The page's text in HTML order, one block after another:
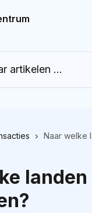
Naar welke